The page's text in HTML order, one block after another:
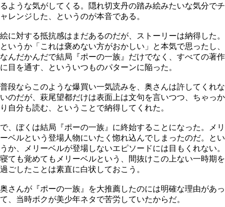
るような気がしてくる。隠れ切支丹の踏み絵みたいな気分でチ
ャレンジした、というのが本音である。
絵に対する抵抗感はまだあるのだが、ストーリーは納得した。
というか「これは褒めない方がおかしい」と本気で思ったし、
なんだかんだで結局『ポーの一族』だけでなく、すべての著作
に目を通す、といういつものパターンに陥った。
普段ならこのような爆買い一気読みを、奥さんは許してくれな
いのだが、萩尾望都だけは表面上は文句を言いつつ、ちゃっか
り自分も読む、ということで納得してくれた。
で、ぼくは結局『ポーの一族』に終始することになった。メリ
ーベルという登場人物にいたく惚れ込んでしまったのだ。とい
うか、メリーベルが登場しないエピソードには目もくれない。
寝ても覚めてもメリーベルという、間抜けこの上ない一時期を
過ごしたことは素直に白状しておこう。
奥さんが『ポーの一族』を大推薦したのには明確な理由があっ
て、当時ボクが美少年ネタで苦労していたからだ。